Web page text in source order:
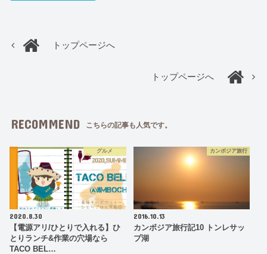
トップページへ
トップページへ
RECOMMEND こちらの記事も人気です。
グルメ
2020.8.30
【電源アリ/ひとりで入れる】ひ
とりランチ&作業の穴場なら
TACO BEL…
カンボジア旅行
2016.10.13
カンボジア旅行記10 トンレサッ
プ湖